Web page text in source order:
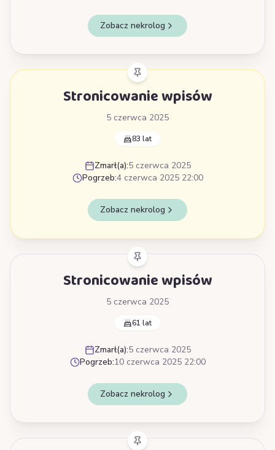
Zobacz nekrolog
Stronicowanie wpisów
5 czerwca 2025
83 lat
Zmarł(a):5 czerwca 2025
Pogrzeb:4 czerwca 2025 22:00
Zobacz nekrolog
Stronicowanie wpisów
5 czerwca 2025
61 lat
Zmarł(a):5 czerwca 2025
Pogrzeb:10 czerwca 2025 22:00
Zobacz nekrolog